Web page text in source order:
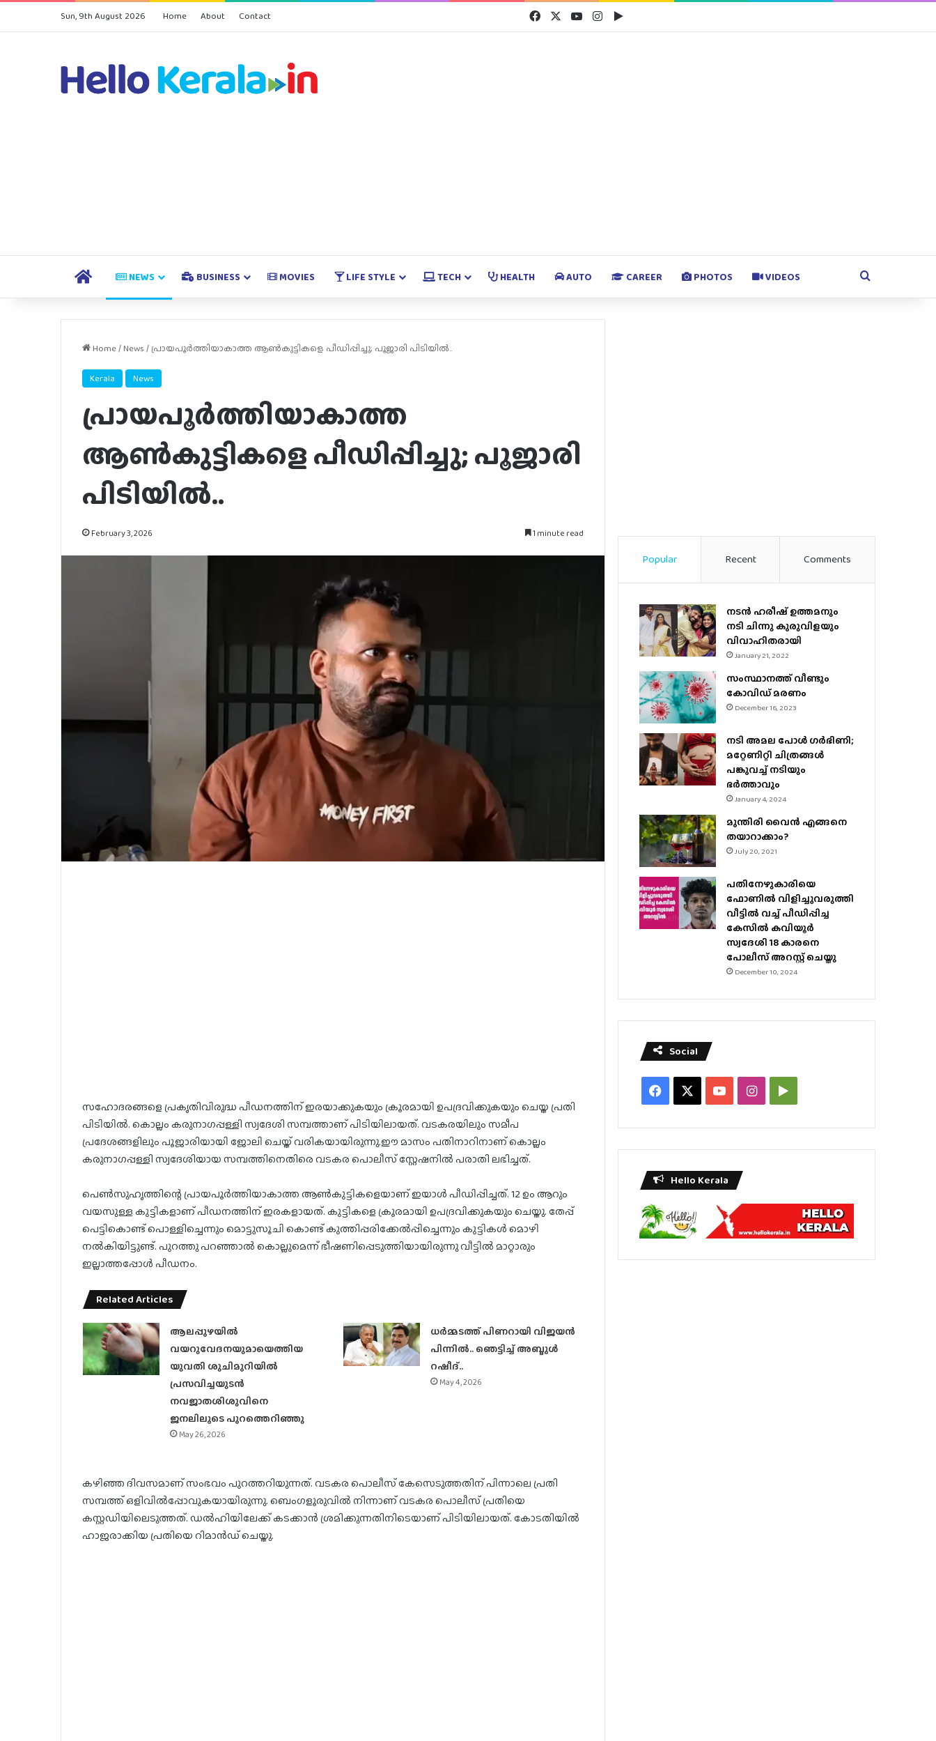
Sun, 9th August 2026 Home About Contact FacebookYouTubeInstagramGoogle Play
HOME NEWS BUSINESS MOVIES LIFE STYLE TECH HEALTH AUTO CAREER PHOTOS VIDEOS Search for
Home/News / പ്രായപൂര്‍ത്തിയാകാത്ത ആണ്‍കുട്ടികളെ പീഡിപ്പിച്ചു; പൂജാരി പിടിയില്‍..
Kerala News
പ്രായപൂര്‍ത്തിയാകാത്ത
ആണ്‍കുട്ടികളെ പീഡിപ്പിച്ചു; പൂജാരി
പിടിയില്‍..
February 3, 2026 1 minute read
സഹോദരങ്ങളെ പ്രകൃതിവിരുദ്ധ പീഡനത്തിന് ഇരയാക്കുകയും ക്രൂരമായി ഉപദ്രവിക്കുകയും ചെയ്ത പ്രതി
പിടിയില്‍. കൊല്ലം കരുനാഗപ്പള്ളി സ്വദേശി സമ്പത്താണ് പിടിയിലായത്. വടകരയിലും സമീപ
പ്രദേശങ്ങളിലും പൂജാരിയായി ജോലി ചെയ്ത് വരികയായിരുന്നു.ഈ മാസം പതിനാറിനാണ് കൊല്ലം
കരുനാഗപ്പള്ളി സ്വദേശിയായ സമ്പത്തിനെതിരെ വടകര പൊലീസ് സ്റ്റേഷനില്‍ പരാതി ലഭിച്ചത്.
പെണ്‍സുഹൃത്തിന്റെ പ്രായപൂര്‍ത്തിയാകാത്ത ആണ്‍കുട്ടികളെയാണ് ഇയാള്‍ പീഡിപ്പിച്ചത്. 12 ഉം ആറും
വയസുള്ള കുട്ടികളാണ് പീഡനത്തിന് ഇരകളായത്. കുട്ടികളെ ക്രൂരമായി ഉപദ്രവിക്കുകയും ചെയ്തു. തേപ്പ്
പെട്ടികൊണ്ട് പൊള്ളിച്ചെന്നും മൊട്ടുസൂചി കൊണ്ട് കുത്തിപ്പരിക്കേല്‍പ്പിച്ചെന്നും കുട്ടികള്‍ മൊഴി
നല്‍കിയിട്ടുണ്ട്. പുറത്തു പറഞ്ഞാല്‍ കൊല്ലുമെന്ന് ഭീഷണിപ്പെടുത്തിയായിരുന്നു വീട്ടില്‍ മാറ്റാരും
ഇല്ലാത്തപ്പോള്‍ പീഡനം.
Related Articles
ആലപ്പുഴയിൽ
വയറുവേദനയുമായെത്തിയ
യുവതി ശുചിമുറിയിൽ
പ്രസവിച്ചയുടൻ
നവജാതശിശുവിനെ
ജനലിലൂടെ പുറത്തെറിഞ്ഞു
May 26, 2026
ധര്‍മ്മടത്ത് പിണറായി വിജയന്‍
പിന്നില്‍.. ഞെട്ടിച്ച് അബ്ദുൾ
റഷീദ്..
May 4, 2026
കഴിഞ്ഞ ദിവസമാണ് സംഭവം പുറത്തറിയുന്നത്. വടകര പൊലീസ് കേസെടുത്തതിന് പിന്നാലെ പ്രതി
സമ്പത്ത് ഒളിവില്‍പ്പോവുകയായിരുന്നു. ബെംഗളൂരുവില്‍ നിന്നാണ് വടകര പൊലീസ് പ്രതിയെ
കസ്റ്റഡിയിലെടുത്തത്. ഡല്‍ഹിയിലേക്ക് കടക്കാന്‍ ശ്രമിക്കുന്നതിനിടെയാണ് പിടിയിലായത്. കോടതിയില്‍
ഹാജരാക്കിയ പ്രതിയെ റിമാന്‍ഡ് ചെയ്തു.
Popular Recent Comments
നടന്‍ ഹരീഷ് ഉത്തമനും
നടി ചിന്നു കുരുവിളയും
വിവാഹിതരായി
January 21, 2022
സംസ്ഥാനത്ത് വീണ്ടും
കോവിഡ് മരണം
December 16, 2023
നടി അമല പോൾ ​ഗർഭിണി;
മറ്റേണിറ്റി ചിത്രങ്ങള്‍
പങ്കുവച്ച് നടിയും
ഭർത്താവും
January 4, 2024
മുന്തിരി വൈന്‍ എങ്ങനെ
തയാറാക്കാം?
July 20, 2021
പതിനേഴുകാരിയെ
ഫോണിൽ വിളിച്ചുവരുത്തി
വീട്ടിൽ വച്ച് പീഡിപ്പിച്ച
കേസിൽ കവിയൂർ
സ്വദേശി 18 കാരനെ
പോലീസ് അറസ്റ്റ് ചെയ്തു
December 10, 2024
Social
Facebook YouTubeInstagramGoogle
Hello Kerala